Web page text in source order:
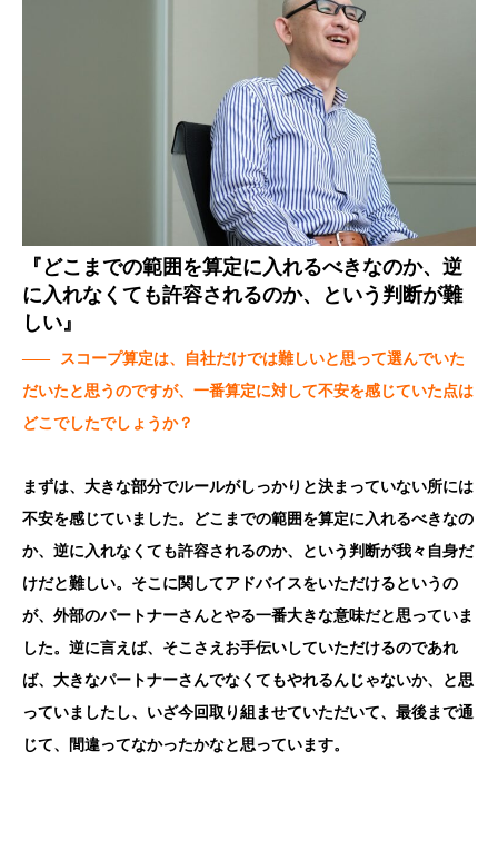
『どこまでの範囲を算定に入れるべきなのか、逆
に入れなくても許容されるのか、という判断が難
しい』
——
スコープ算定は、自社だけでは難しいと思って選んでいた
だいたと思うのですが、一番算定に対して不安を感じていた点は
どこでしたでしょうか？
まずは、大きな部分でルールがしっかりと決まっていない所には
不安を感じていました。どこまでの範囲を算定に入れるべきなの
か、逆に入れなくても許容されるのか、という判断が我々自身だ
けだと難しい。そこに関してアドバイスをいただけるというの
が、外部のパートナーさんとやる一番大きな意味だと思っていま
した。逆に言えば、そこさえお手伝いしていただけるのであれ
ば、大きなパートナーさんでなくてもやれるんじゃないか、と思
っていましたし、いざ今回取り組ませていただいて、最後まで通
じて、間違ってなかったかなと思っています。